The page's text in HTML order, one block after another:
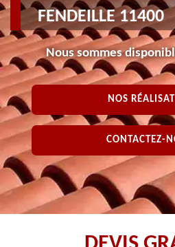
FENDEILLE 11400
Nous sommes
NOS
CONTACTEZ-